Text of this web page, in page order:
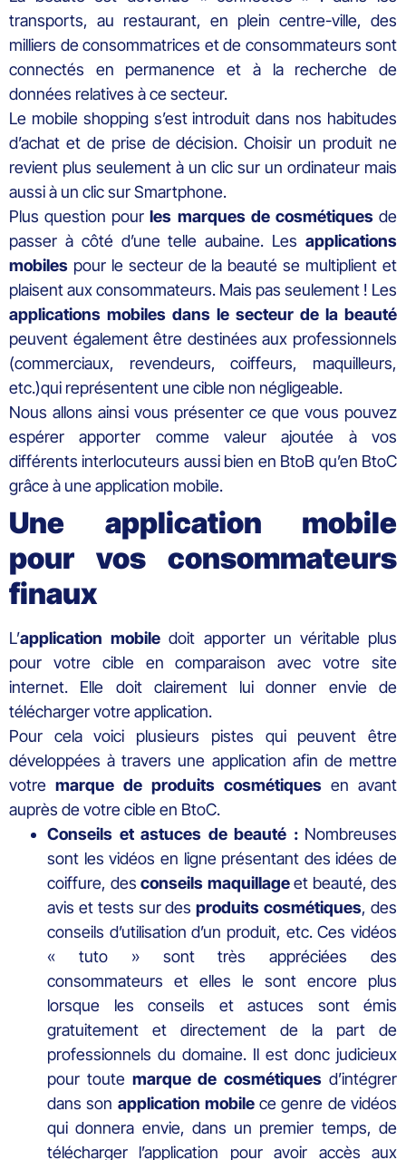
transports, au restaurant, en plein centre-ville, des
milliers de consommatrices et de consommateurs sont
connectés en permanence et à la recherche de
données relatives à ce secteur.
Le mobile shopping s’est introduit dans nos habitudes
d’achat et de prise de décision. Choisir un produit ne
revient plus seulement à un clic sur un ordinateur mais
aussi à un clic sur Smartphone.
Plus question pourles marques de cosmétiquesde
passer à côté d’une telle aubaine. Les applications
mobiles pour le secteur de la beauté se multiplient et
plaisent aux consommateurs. Mais pas seulement ! Les
applications mobiles dans le secteur de la beauté
peuvent également être destinées aux professionnels
(commerciaux, revendeurs, coiffeurs, maquilleurs,
etc.)qui représentent une cible non négligeable.
Nous allons ainsi vous présenter ce que vous pouvez
espérer apporter comme valeur ajoutée à vos
différents interlocuteurs aussi bien en BtoB qu’en BtoC
grâce à une application mobile.
Une application mobile
pour vos consommateurs
finaux
L’application mobiledoit apporter un véritable plus
pour votre cible en comparaison avec votre site
internet. Elle doit clairement lui donner envie de
télécharger votre application.
Pour cela voici plusieurs pistes qui peuvent être
développées à travers une application afin de mettre
votre marque de produits cosmétiques en avant
auprès de votre cible en BtoC.
Conseils et astuces de beauté : Nombreuses
sont les vidéos en ligne présentant des idées de
coiffure, des conseils maquillageet beauté, des
avis et tests sur desproduits cosmétiques, des
conseils d’utilisation d’un produit, etc. Ces vidéos
« tuto » sont très appréciées des
consommateurs et elles le sont encore plus
lorsque les conseils et astuces sont émis
gratuitement et directement de la part de
professionnels du domaine. Il est donc judicieux
pour toute marque de cosmétiques d’intégrer
dans son application mobilece genre de vidéos
qui donnera envie, dans un premier temps, de
télécharger l’application pour avoir accès aux